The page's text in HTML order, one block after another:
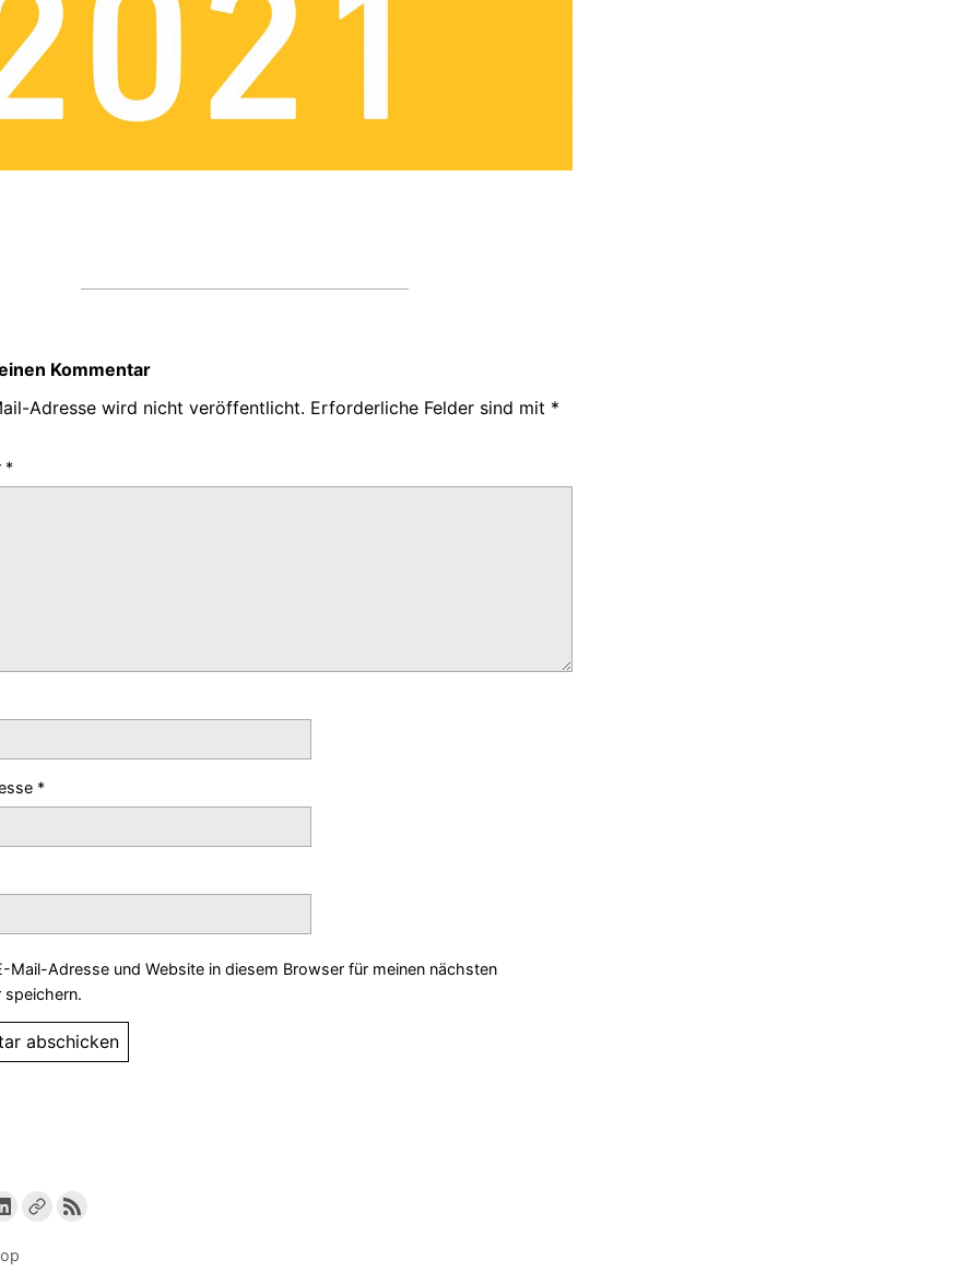
Kommentar
Adresse wird nicht veröffentlicht. Erforderliche Felder sind mit *
*
*
Mail-Adresse und Website in diesem Browser für meinen nächsten
speichern.